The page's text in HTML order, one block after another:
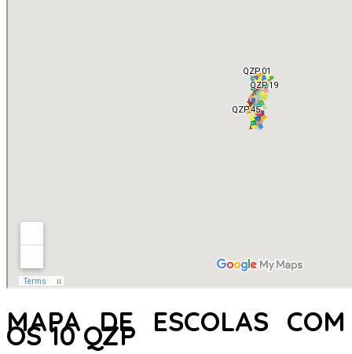
MAPA DE ESCOLAS COM
OS 10 QZP